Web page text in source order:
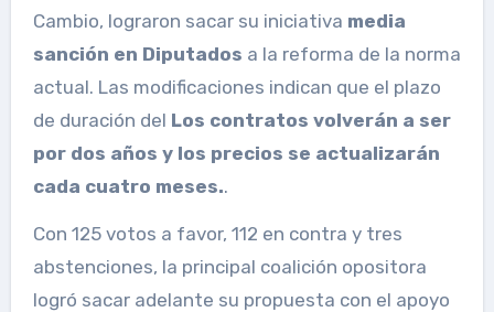
Cambio, lograron sacar su iniciativa media
sanción en Diputados a la reforma de la norma
actual. Las modificaciones indican que el plazo
de duración del Los contratos volverán a ser
por dos años y los precios se actualizarán
cada cuatro meses..
Con 125 votos a favor, 112 en contra y tres
abstenciones, la principal coalición opositora
logró sacar adelante su propuesta con el apoyo